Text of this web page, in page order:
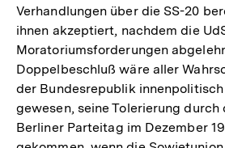
Verhandlungen über die SS-20
ihnen akzeptiert, nachdem die
Moratoriumsforderungen
Doppelbeschluß wäre aller
der Bundesrepublik
gewesen, seine Tolerierung durch
Berliner Parteitag im Dezember